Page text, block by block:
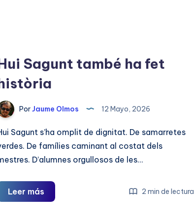
Sagunt també ha fet
PorJaume Olmos 12 Mayo, 2026
Sagunt s’ha omplit de dignitat. De samarretes
De famílies caminant al costat dels
D’alumnes orgullosos de les…
Leer más
Sagunt
2 min de lectura